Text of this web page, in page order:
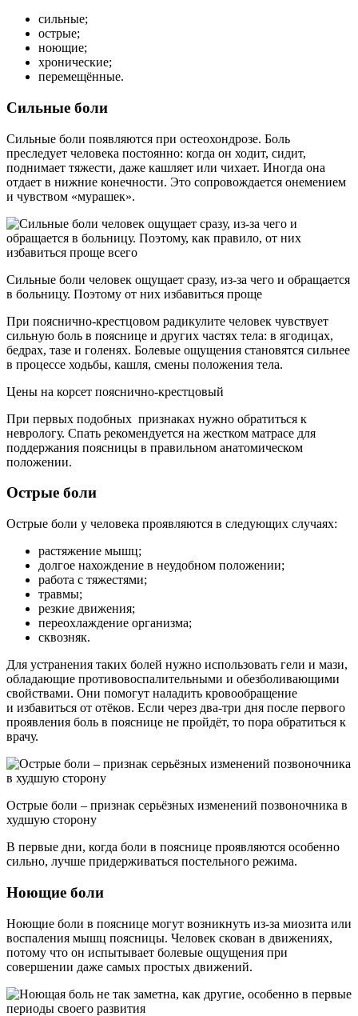
сильные;
острые;
ноющие;
хронические;
перемещённые.
Сильные боли
Сильные боли появляются при остеохондрозе. Боль
преследует человека постоянно: когда он ходит, сидит,
поднимает тяжести, даже кашляет или чихает. Иногда она
отдает в нижние конечности. Это сопровождается онемением
и чувством «мурашек».
Сильные боли человек ощущает сразу, из-за чего и обращается
в больницу. Поэтому от них избавиться проще
При пояснично-крестцовом радикулите человек чувствует
сильную боль в пояснице и других частях тела: в ягодицах,
бедрах, тазе и голенях. Болевые ощущения становятся сильнее
в процессе ходьбы, кашля, смены положения тела.
Цены на корсет пояснично-крестцовый
При первых подобных признаках нужно обратиться к
неврологу. Спать рекомендуется на жестком матрасе для
поддержания поясницы в правильном анатомическом
положении.
Острые боли
Острые боли у человека проявляются в следующих случаях:
растяжение мышц;
долгое нахождение в неудобном положении;
работа с тяжестями;
травмы;
резкие движения;
переохлаждение организма;
сквозняк.
Для устранения таких болей нужно использовать гели и мази,
обладающие противовоспалительными и обезболивающими
свойствами. Они помогут наладить кровообращение
и избавиться от отёков. Если через два-три дня после первого
проявления боль в пояснице не пройдёт, то пора обратиться к
врачу.
Острые боли – признак серьёзных изменений позвоночника в
худшую сторону
В первые дни, когда боли в пояснице проявляются особенно
сильно, лучше придерживаться постельного режима.
Ноющие боли
Ноющие боли в пояснице могут возникнуть из-за миозита или
воспаления мышц поясницы. Человек скован в движениях,
потому что он испытывает болевые ощущения при
совершении даже самых простых движений.